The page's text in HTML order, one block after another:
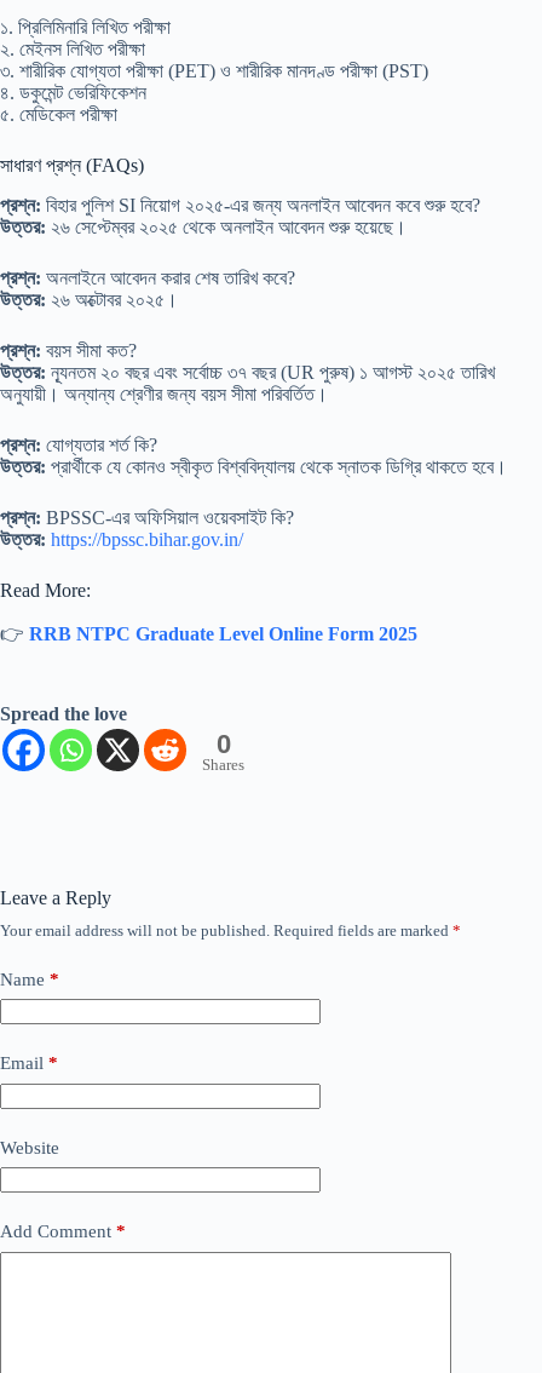
১. প্রিলিমিনারি লিখিত পরীক্ষা
২. মেইনস লিখিত পরীক্ষা
৩. শারীরিক যোগ্যতা পরীক্ষা (PET) ও শারীরিক মানদণ্ড পরীক্ষা (PST)
৪. ডকুমেন্ট ভেরিফিকেশন
৫. মেডিকেল পরীক্ষা
সাধারণ প্রশ্ন (FAQs)
প্রশ্ন: বিহার পুলিশ SI নিয়োগ ২০২৫-এর জন্য অনলাইন আবেদন কবে শুরু হবে?
উত্তর: ২৬ সেপ্টেম্বর ২০২৫ থেকে অনলাইন আবেদন শুরু হয়েছে।
প্রশ্ন: অনলাইনে আবেদন করার শেষ তারিখ কবে?
উত্তর: ২৬ অক্টোবর ২০২৫।
প্রশ্ন: বয়স সীমা কত?
উত্তর: ন্যূনতম ২০ বছর এবং সর্বোচ্চ ৩৭ বছর (UR পুরুষ) ১ আগস্ট ২০২৫ তারিখ
অনুযায়ী। অন্যান্য শ্রেণীর জন্য বয়স সীমা পরিবর্তিত।
প্রশ্ন: যোগ্যতার শর্ত কি?
উত্তর: প্রার্থীকে যে কোনও স্বীকৃত বিশ্ববিদ্যালয় থেকে স্নাতক ডিগ্রি থাকতে হবে।
প্রশ্ন: BPSSC-এর অফিসিয়াল ওয়েবসাইট কি?
উত্তর: https://bpssc.bihar.gov.in/
Read More:
👉 RRB NTPC Graduate Level Online Form 2025
Spread the love
0
Shares
Leave a Reply
Your email address will not be published. Required fields are marked *
Name *
Email *
Website
Add Comment *